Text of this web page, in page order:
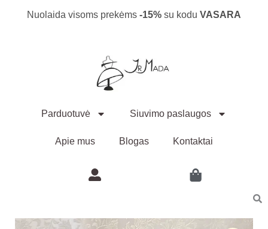
Nuolaida visoms prekėms -15% su kodu VASARA
Parduotuvė Siuvimo paslaugos
Apie mus Blogas Kontaktai
produkto